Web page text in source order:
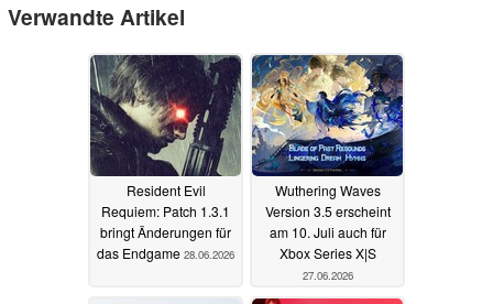
Verwandte Artikel
Resident Evil
Requiem: Patch 1.3.1
bringt Änderungen für
das Endgame 28.06.2026
Wuthering Waves
Version 3.5 erscheint
am 10. Juli auch für
Xbox Series X|S
27.06.2026